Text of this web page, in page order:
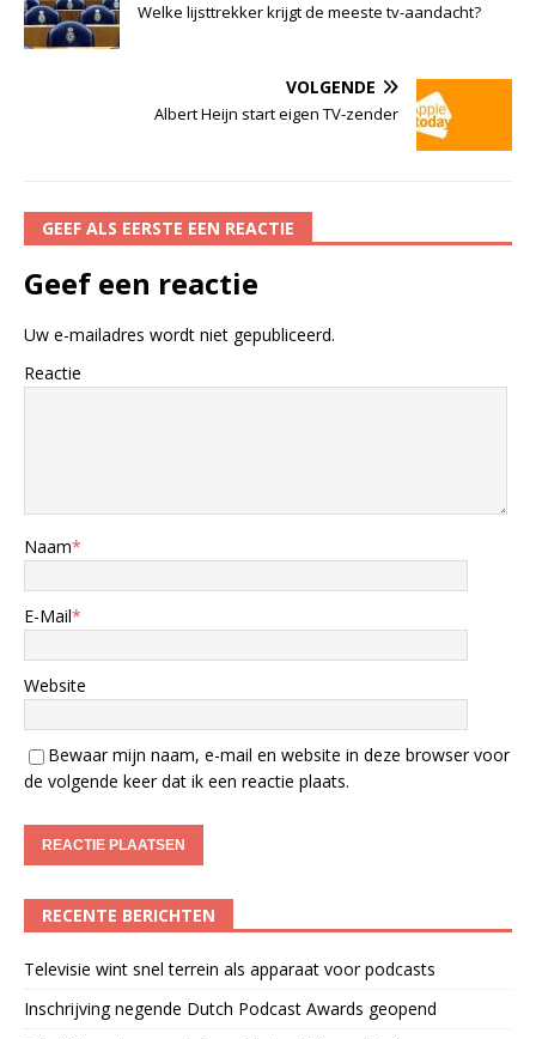
Welke lijsttrekker krijgt de meeste tv-aandacht?
VOLGENDE
Albert Heijn start eigen TV-zender
GEEF ALS EERSTE EEN REACTIE
Geef een reactie
Uw e-mailadres wordt niet gepubliceerd.
Reactie
Naam*
E-Mail*
Website
Bewaar mijn naam, e-mail en website in deze browser voor
de volgende keer dat ik een reactie plaats.
RECENTE BERICHTEN
Televisie wint snel terrein als apparaat voor podcasts
Inschrijving negende Dutch Podcast Awards geopend